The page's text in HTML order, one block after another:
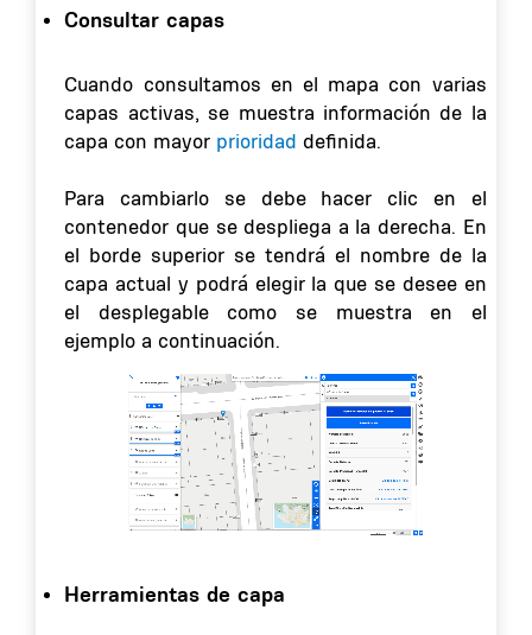
Consultar capas
Cuando consultamos en el mapa con varias
capas activas, se muestra información de la
capa con mayor prioridad definida.
Para cambiarlo se debe hacer clic en el
contenedor que se despliega a la derecha. En
el borde superior se tendrá el nombre de la
capa actual y podrá elegir la que se desee en
el desplegable como se muestra en el
ejemplo a continuación.
Herramientas de capa